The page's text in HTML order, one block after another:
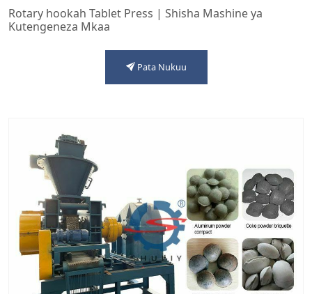
Rotary hookah Tablet Press | Shisha Mashine ya
Kutengeneza Mkaa
Pata Nukuu